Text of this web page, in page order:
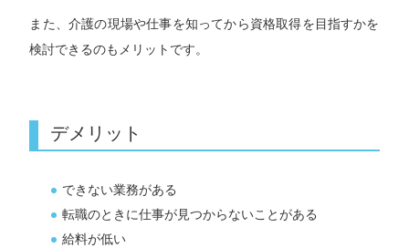
また、介護の現場や仕事を知ってから資格取得を目指すかを
検討できるのもメリットです。
デメリット
できない業務がある
転職のときに仕事が見つからないことがある
給料が低い